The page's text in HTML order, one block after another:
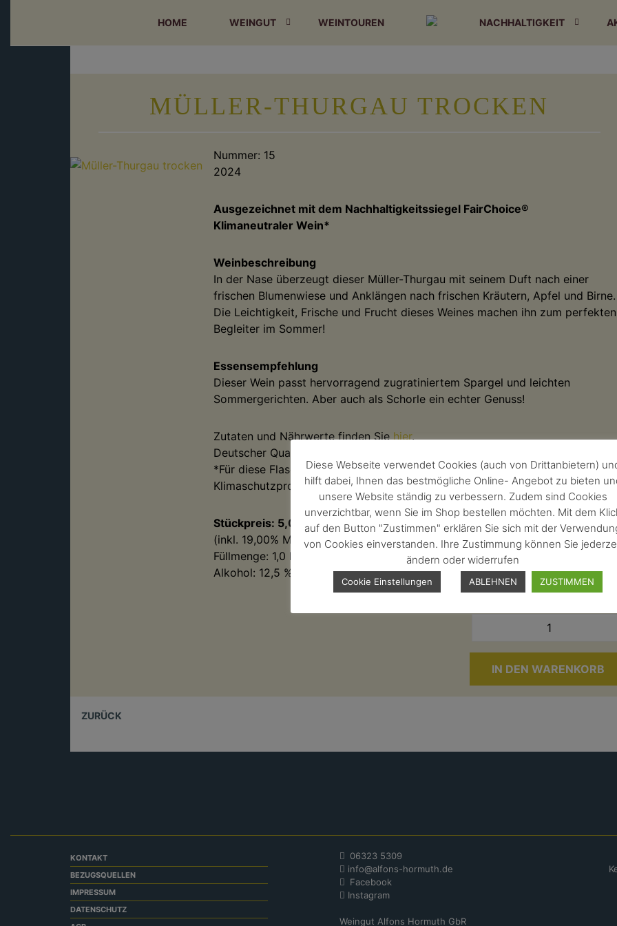
HOME WEINGUT WEINTOUREN NACHHALTIGKEIT
MÜLLER-THURGAU TROCKEN
Nummer: 15
2024
Ausgezeichnet mit dem Nachhaltigkeitssiegel FairChoice®
Klimaneutraler Wein*
Weinbeschreibung
In der Nase überzeugt dieser Müller-Thurgau mit seinem Duft nach einer
frischen Blumenwiese und Anklängen nach frischen Kräutern, Apfel und Birne.
Die Leichtigkeit, Frische und Frucht dieses Weines machen ihn zum perfekten
Begleiter im Sommer!
Essensempfehlung
Dieser Wein passt hervorragend zugratiniertem Spargel und leichten
Sommergerichten. Aber auch als Schorle ein echter Genuss!
Zutaten und Nährwerte finden Siehier.
Deutscher Qualitätswein Pfalz
*Für diese Flasche Wein fallen 540g CO2 an, diese werden in
Klimaschutzprojekten kompensiert.
Stückpreis: 5,00 EUR
(inkl. 19,00% MwSt. und zzgl.Versandkosten)
Füllmenge: 1,0 l (
Alkohol: 12,5 % vol
ZURÜCK
KONTAKT
BEZUGSQUELLEN
IMPRESSUM
DATENSCHUTZ
06323 5309
info@alfons-hormuth.de
Facebook
Instagram
Weingut Alfons Hormuth GbR
Diese Webseite verwendet Cookies (auch von Drittanbietern)
hilft dabei, Ihnen das bestmögliche Online- Angebot zu bieten
unsere Website ständig zu verbessern. Zudem sind Cookies
unverzichtbar, wenn Sie im Shop bestellen möchten. Mit dem
auf den Button "Zustimmen" erklären Sie sich mit der
von Cookies einverstanden. Ihre Zustimmung können Sie
ändern oder widerrufen
Cookie Einstellungen ABLEHNEN ZUSTIMMEN